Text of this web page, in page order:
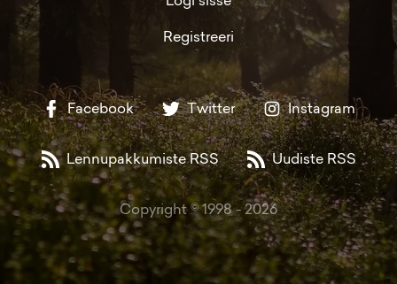
Registreeri
Facebook Twitter Instagram
Lennupakkumiste RSS Uudiste RSS
Copyright © 1998 -2026